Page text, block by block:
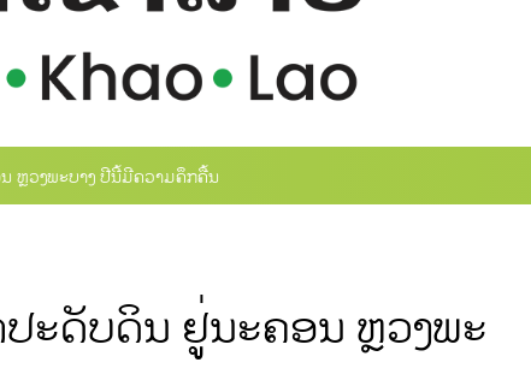
ຫຼວງພະບາງ ປີນີ້ມີຄວາມຄຶກຄື້ນ
ປະດັບດິນ ຢູ່ນະຄອນ ຫຼວງພະ